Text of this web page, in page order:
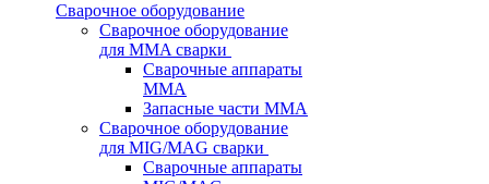
Сварочное оборудование
Сварочное оборудование
для MMA сварки
Сварочные аппараты
MMA
Запасные части MMA
Сварочное оборудование
для MIG/MAG сварки
Сварочные аппараты